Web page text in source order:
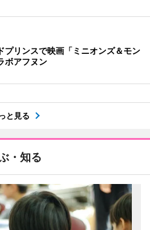
プリンスで映画「ミニオンズ＆モン
ボアフヌン
と見る
・知る